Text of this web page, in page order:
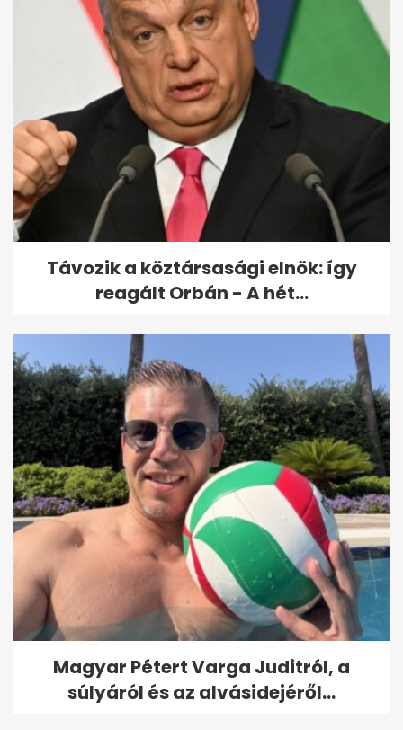
Szegedi kutatók: felfedezés
lassíthatja a tumorsejtek
terjedését
Távozik a köztársasági elnök: így
reagált Orbán - A hét...
Magyar Pétert Varga Juditról, a
súlyáról és az alvásidejéről...